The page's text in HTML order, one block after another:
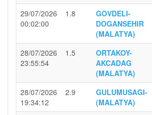
29/07/2026
00:02:00
1.8
GOVDELI-
DOGANSEHIR
(MALATYA)
28/07/2026
23:55:54
1.5
ORTAKOY-
AKCADAG
(MALATYA)
28/07/2026
19:34:12
2.9
GULUMUSAGI-
(MALATYA)